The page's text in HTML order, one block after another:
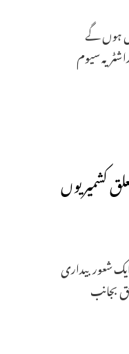
ہوں گے
سیوم
متعلق کشمیریوں
شعور بیداری
منسوخی کو حق بجانب